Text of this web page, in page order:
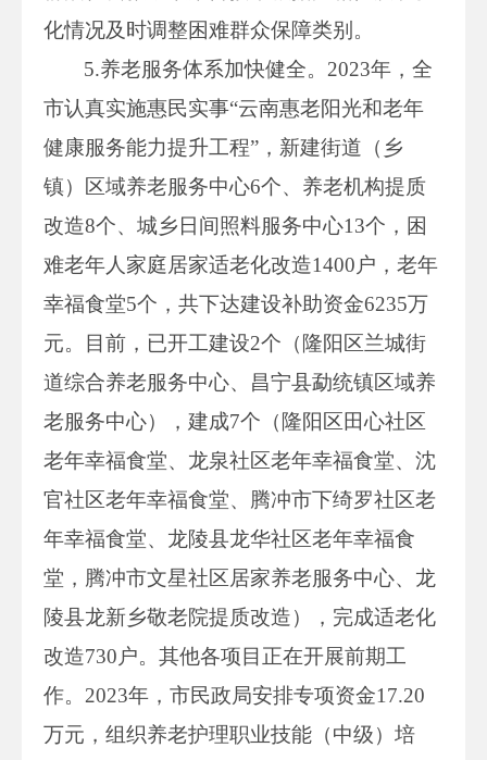
化情况及时调整困难群众保障类别。
5.养老服务体系加快健全。2023年，全
市认真实施惠民实事“云南惠老阳光和老年
健康服务能力提升工程”，新建街道（乡
镇）区域养老服务中心6个、养老机构提质
改造8个、城乡日间照料服务中心13个，困
难老年人家庭居家适老化改造1400户，老年
幸福食堂5个，共下达建设补助资金6235万
元。目前，已开工建设2个（隆阳区兰城街
道综合养老服务中心、昌宁县勐统镇区域养
老服务中心），建成7个（隆阳区田心社区
老年幸福食堂、龙泉社区老年幸福食堂、沈
官社区老年幸福食堂、腾冲市下绮罗社区老
年幸福食堂、龙陵县龙华社区老年幸福食
堂，腾冲市文星社区居家养老服务中心、龙
陵县龙新乡敬老院提质改造），完成适老化
改造730户。其他各项目正在开展前期工
作。2023年，市民政局安排专项资金17.20
万元，组织养老护理职业技能（中级）培